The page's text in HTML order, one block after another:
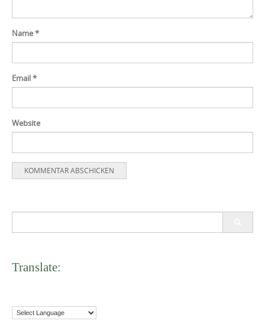
Name*
Email*
Website
Translate: